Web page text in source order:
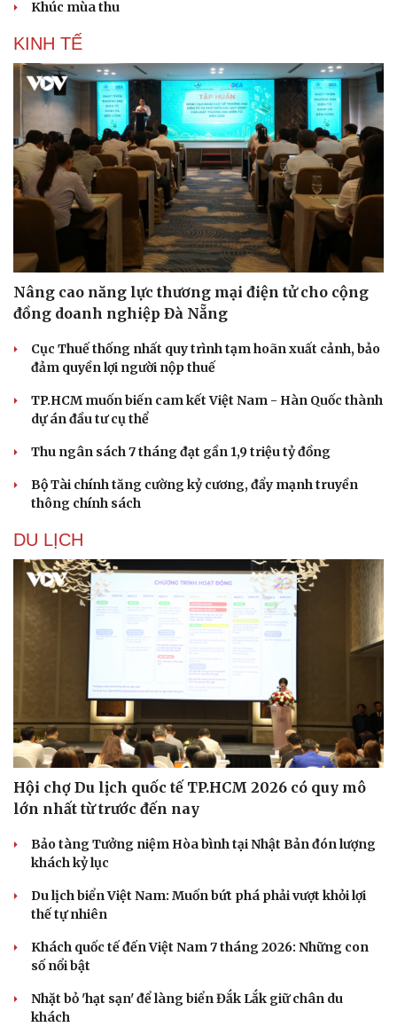
Dinh dưỡng - món ngon
Cây thuốc
Sản phụ khoa
Nhi khoa
Nhà đẹp
Tình yêu - Gia đình
Khúc mùa thu
KINH TẾ
Nâng cao năng lực thương mại điện tử cho cộng
đồng doanh nghiệp Đà Nẵng
Cục Thuế thống nhất quy trình tạm hoãn xuất cảnh, bảo
đảm quyền lợi người nộp thuế
TP.HCM muốn biến cam kết Việt Nam - Hàn Quốc thành
dự án đầu tư cụ thể
Thu ngân sách 7 tháng đạt gần 1,9 triệu tỷ đồng
Bộ Tài chính tăng cường kỷ cương, đẩy mạnh truyền
thông chính sách
DU LỊCH
Hội chợ Du lịch quốc tế TP.HCM 2026 có quy mô
lớn nhất từ trước đến nay
Bảo tàng Tưởng niệm Hòa bình tại Nhật Bản đón lượng
khách kỷ lục
Du lịch biển Việt Nam: Muốn bứt phá phải vượt khỏi lợi
thế tự nhiên
Khách quốc tế đến Việt Nam 7 tháng 2026: Những con
số nổi bật
Nhặt bỏ 'hạt sạn' để làng biển Đắk Lắk giữ chân du
khách